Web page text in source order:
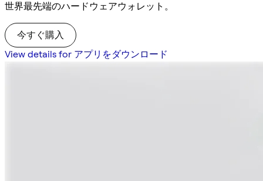
世界最先端のハードウェアウォレット。
今すぐ購入
View details for アプリをダウンロード